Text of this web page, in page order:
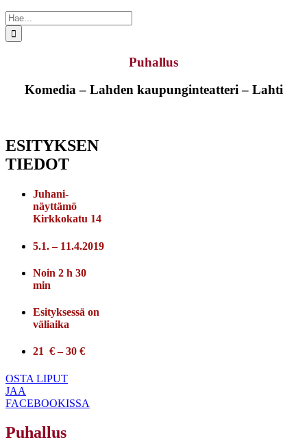
Etsi
...
Puhallus
Komedia – Lahden kaupunginteatteri – Lahti
ESITYKSEN
TIEDOT
Juhani-
näyttämö
Kirkkokatu 14
5.1. – 11.4.2019
Noin 2 h 30
min
Esityksessä on
väliaika
21 € – 30 €
OSTA LIPUT
JAA
FACEBOOKISSA
Puhallus